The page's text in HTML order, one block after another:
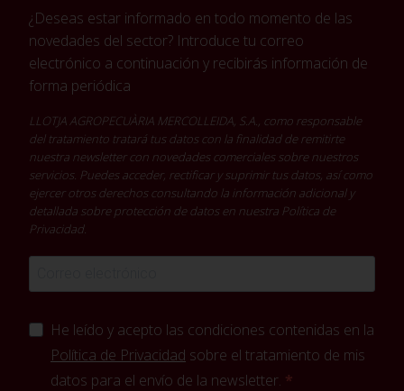
¿Deseas estar informado en todo momento de las
novedades del sector? Introduce tu correo
electrónico a continuación y recibirás información de
forma periódica
LLOTJA AGROPECUÀRIA MERCOLLEIDA, S.A., como responsable
del tratamiento tratará tus datos con la finalidad de remitirte
nuestra newsletter con novedades comerciales sobre nuestros
servicios. Puedes acceder, rectificar y suprimir tus datos, así como
ejercer otros derechos consultando la información adicional y
detallada sobre protección de datos en nuestra Política de
Privacidad.
He leído y acepto las condiciones contenidas en la
Política de Privacidad sobre el tratamiento de mis
datos para el envío de la newsletter.